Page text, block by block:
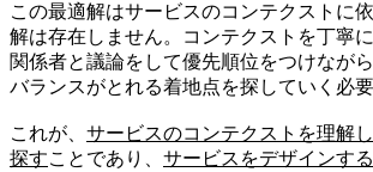
この最適解はサービスのコンテクストに
解は存在しません。コンテクストを丁寧
関係者と議論をして優先順位をつけなが
バランスがとれる着地点を探していく必要
これが、 サービスのコンテクストを理解
探すことであり、 サービスをデザインする